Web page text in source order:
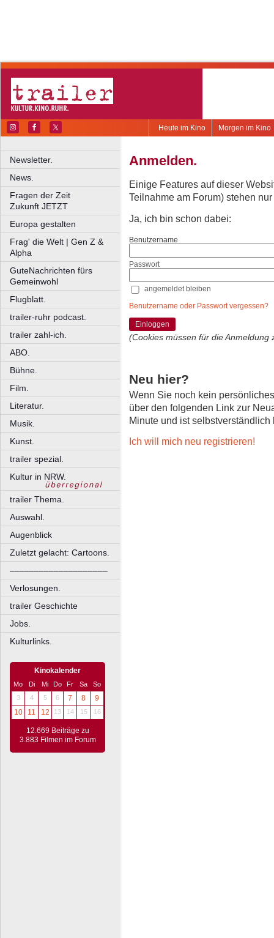
Morgen im Kino
Heute im Kino
Newsletter.
News.
Fragen der Zeit
Zukunft JETZT
Europa gestalten
Frag' die Welt | Gen Z &
Alpha
GuteNachrichten fürs
Gemeinwohl
Flugblatt.
trailer-ruhr podcast.
trailer zahl-ich.
ABO.
Bühne.
Film.
Literatur.
Musik.
Kunst.
trailer spezial.
Kultur in NRW.
trailer Thema.
Auswahl.
Augenblick
Zuletzt gelacht: Cartoons.
––––––––––––––––––––
Verlosungen.
trailer Geschichte
Jobs.
Kulturlinks.
Kinokalender
Mo Di Mi Do Fr Sa
So
3
4 5 6 7 8
9
10
11 12 13 14 15 16
12.669 Beiträge zu
3.883 Filmen im Forum
Anmelden.
Einige Features auf dieser
Teilnahme am Forum) stehen
Ja, ich bin schon dabei:
Benutzername
Passwort
angemeldet bleiben
Benutzername oder Passwort vergessen?
Einloggen
(Cookies müssen für die Anmeldung
Neu hier?
Wenn Sie noch kein
über den folgenden Link zur
Minute und ist selbstverständlich
Ich will mich neu registrieren!